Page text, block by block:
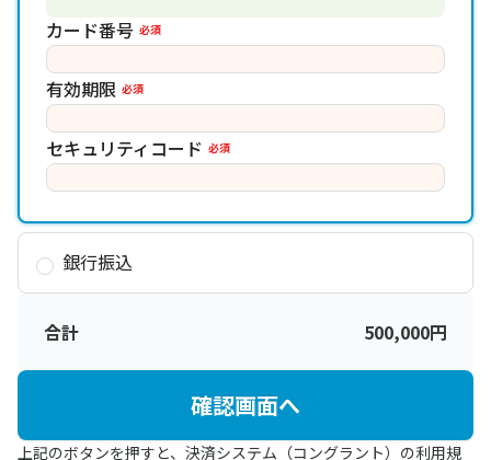
カード番号 必須
有効期限 必須
セキュリティコード 必須
銀行振込
合計 500,000円
確認画面へ
上記のボタンを押すと、決済システム（コングラント）の利用規